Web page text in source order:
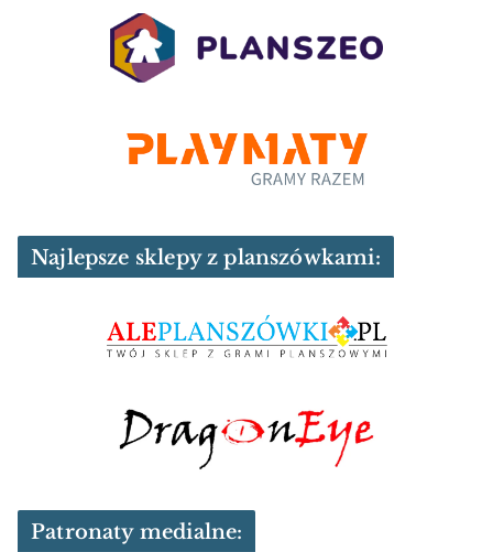
Najlepsze sklepy z planszówkami:
Patronaty medialne: